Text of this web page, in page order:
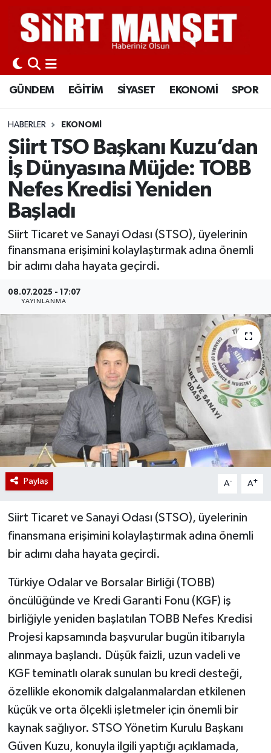
GÜNDEM EĞİTİM SİYASET EKONOMİ SPOR
HABERLER EKONOMİ
Siirt TSO Başkanı Kuzu’dan
İş Dünyasına Müjde: TOBB
Nefes Kredisi Yeniden
Başladı
Siirt Ticaret ve Sanayi Odası (STSO), üyelerinin
finansmana erişimini kolaylaştırmak adına önemli
bir adımı daha hayata geçirdi.
08.07.2025 - 17:07
YAYINLANMA
Paylaş A- A+
Siirt Ticaret ve Sanayi Odası (STSO), üyelerinin
finansmana erişimini kolaylaştırmak adına önemli
bir adımı daha hayata geçirdi.
Türkiye Odalar ve Borsalar Birliği (TOBB)
öncülüğünde ve Kredi Garanti Fonu (KGF) iş
birliğiyle yeniden başlatılan TOBB Nefes Kredisi
Projesi kapsamında başvurular bugün itibarıyla
alınmaya başlandı. Düşük faizli, uzun vadeli ve
KGF teminatlı olarak sunulan bu kredi desteği,
özellikle ekonomik dalgalanmalardan etkilenen
küçük ve orta ölçekli işletmeler için önemli bir
kaynak sağlıyor. STSO Yönetim Kurulu Başkanı
Güven Kuzu, konuyla ilgili yaptığı açıklamada,
GÜNDEM
EĞİTİM
SİYASET
EKONOMİ
SPOR
İLÇELER
KÜLTÜR-SANAT
SAĞLIK-YAŞAM
Siirt Nöbetçi Eczaneler
Siirt Hava Durumu
Siirt Namaz Vakitleri
Siirt Trafik Yoğunluk Haritası
Süper Lig Puan Durumu ve Fikstür
Tüm Manşetler
Son Dakika Haberleri
Haber Arşivi